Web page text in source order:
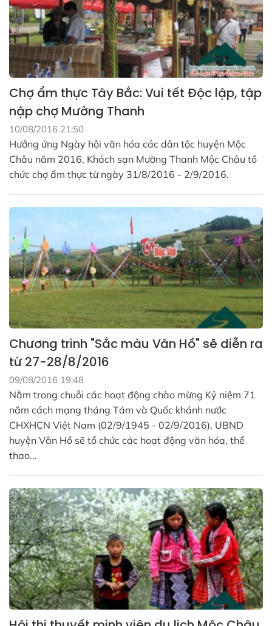
Chợ ẩm thực Tây Bắc: Vui tết Độc lập, tập
nập chợ Mường Thanh
10/08/2016 21:50
Hưởng ứng Ngày hội văn hóa các dân tộc huyện Mộc
Châu năm 2016, Khách sạn Mường Thanh Mộc Châu tổ
chức chợ ẩm thực từ ngày 31/8/2016 - 2/9/2016.
Chương trình "Sắc màu Vân Hồ" sẽ diễn ra
từ 27-28/8/2016
09/08/2016 19:48
Nằm trong chuỗi các hoạt động chào mừng Kỷ niệm 71
năm cách mạng tháng Tám và Quốc khánh nước
CHXHCN Việt Nam (02/9/1945 - 02/9/2016), UBND
huyện Vân Hồ sẽ tổ chức các hoạt động văn hóa, thể
thao...